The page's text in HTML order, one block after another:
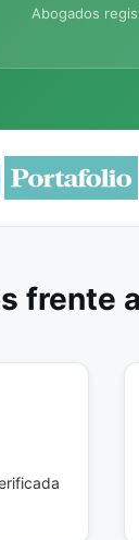
Abogados
frente